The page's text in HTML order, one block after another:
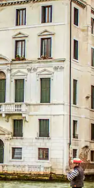
σελίδα με τα